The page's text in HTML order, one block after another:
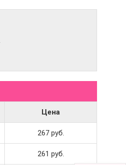
Цена
267 руб.
261 руб.